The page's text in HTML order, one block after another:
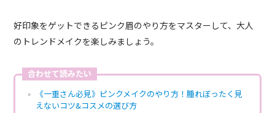
好印象をゲットできるピンク眉のやり方をマスターして、大人
のトレンドメイクを楽しみましょう。
合わせて読みたい
《一重さん必見》ピンクメイクのやり方！腫れぼったく見
えないコツ&コスメの選び方